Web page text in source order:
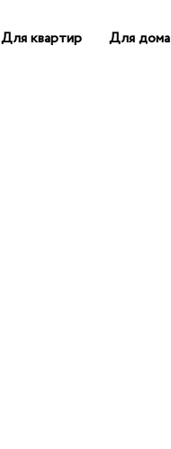
Для дома
Для квартир